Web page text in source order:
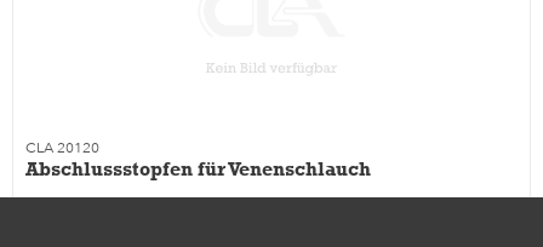
CLA 20120
Abschlussstopfen für Venenschlauch